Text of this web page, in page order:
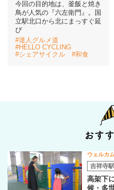
今回の目的地は、釜飯と焼き
鳥が人気の『六左衛門』。国
立駅北口から北にまっすぐ延
び
#達人グルメ道
#HELLO CYCLING
#シェアサイクル
#和食
おす
ウェルカ
吉祥寺駅
高架下
候・多